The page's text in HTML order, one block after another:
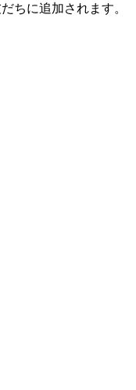
ちに追加されます。